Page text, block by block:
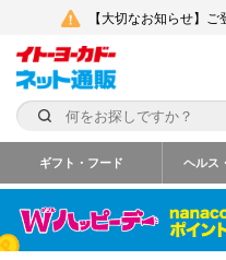
【大切なお知らせ】
ギフト・フード ヘルス